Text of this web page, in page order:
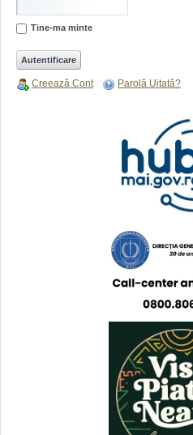
Tine-ma minte
Creează Cont Parolă Uitată?